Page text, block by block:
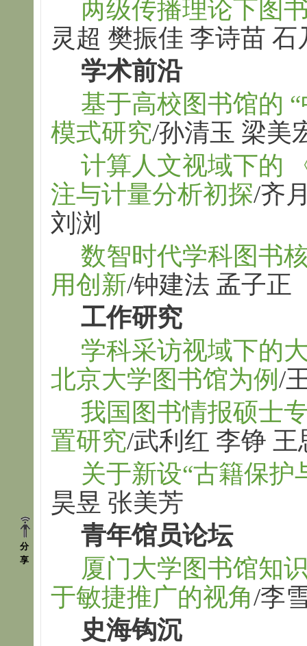
分
享
两级传播理论下图
灵超 樊振佳 李诗苗 石
学术前沿
基于高校图书馆的
模式研究/孙清玉 梁美
计算人文视域下的
注与计量分析初探/齐
刘浏
数智时代学科图书
用创新/钟建法 孟子正
工作研究
学科采访视域下的
北京大学图书馆为例/
我国图书情报硕士
置研究/武利红 李铮 王
关于新设“古籍保护
昊昱 张美芳
青年馆员论坛
厦门大学图书馆知
于敏捷推广的视角/李
史海钩沉